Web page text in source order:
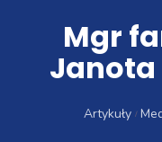
Mgr
Janota
Artykuły